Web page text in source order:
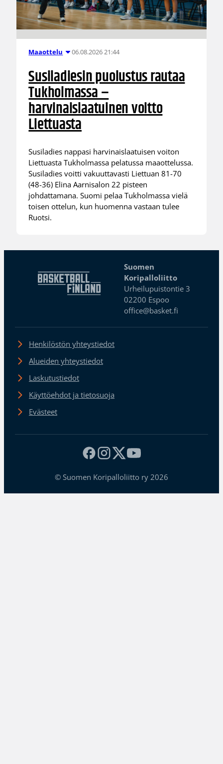
Maaottelu 06.08.2026 21:44
Susiladiesin puolustus rautaa
Tukholmassa –
harvinaislaatuinen voitto
Liettuasta
Susiladies nappasi harvinaislaatuisen voiton
Liettuasta Tukholmassa pelatussa maaottelussa.
Susiladies voitti vakuuttavasti Liettuan 81-70
(48-36) Elina Aarnisalon 22 pisteen
johdattamana. Suomi pelaa Tukholmassa vielä
toisen ottelun, kun huomenna vastaan tulee
Ruotsi.
Suomen
Koripalloliitto
Urheilupuistontie 3
02200 Espoo
office@basket.fi
Henkilöstön yhteystiedot
Alueiden yhteystiedot
Laskutustiedot
Käyttöehdot ja tietosuoja
Evästeet
© Suomen Koripalloliitto ry 2026